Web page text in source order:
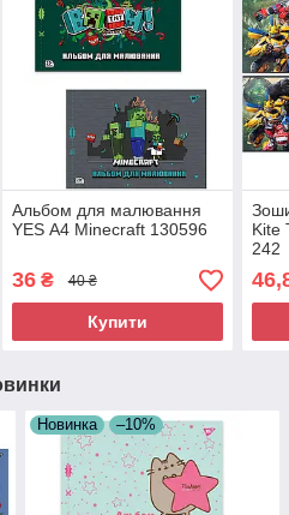
Альбом для малювання
YES А4 Minecraft 130596
36₴ 40 ₴
Купити
Kite
242
Новинка –10%